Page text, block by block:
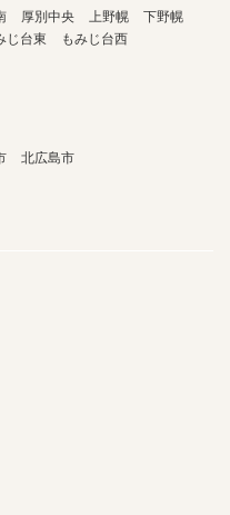
厚別中央 上野幌
下野幌
じ台東
もみじ台西
北広島市